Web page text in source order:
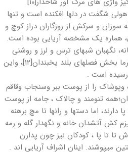
شگفت در دلها افکنده است و تنها
سوزان و سرکش از روزگاران دراز کوچ و
هماره یک مشخصه آریایی بوده است.
نگهبان شبهای ترس و لرز و روشنی
بخش لحضه های تیره وتار و وگرما بخش فصلهای بلند یخبندان[۱۲]، واین
است .
را از پوست ببر وسنجاب وقاقم
آموخته است.[۱۳] مردان؛همه تنومند و چالاک ، جامه از پوست
دارند، اما دستها و رانها تا مچ برهنه
و هیزم کش آتشدان خانه و نگهدار گله و رمه
تا تا پا ، کودکان نیز چون پدارن
میپوشند. اینان اشراف آریایی اند .